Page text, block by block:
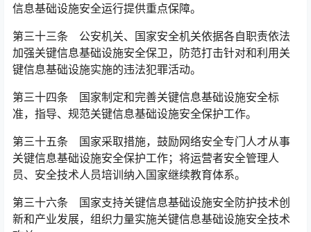
信息基础设施安全运行提供重点保障。
第三十三条 公安机关、国家安全机关依据各自职责依法
加强关键信息基础设施安全保卫，防范打击针对和利用关
键信息基础设施实施的违法犯罪活动。
第三十四条 国家制定和完善关键信息基础设施安全标
准，指导、规范关键信息基础设施安全保护工作。
第三十五条 国家采取措施，鼓励网络安全专门人才从事
关键信息基础设施安全保护工作；将运营者安全管理人
员、安全技术人员培训纳入国家继续教育体系。
第三十六条 国家支持关键信息基础设施安全防护技术创
新和产业发展，组织力量实施关键信息基础设施安全技术